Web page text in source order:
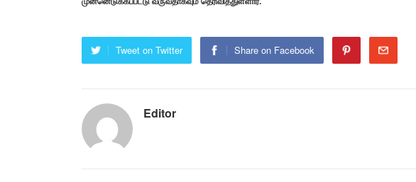
Tweet on Twitter Share on Facebook
Editor